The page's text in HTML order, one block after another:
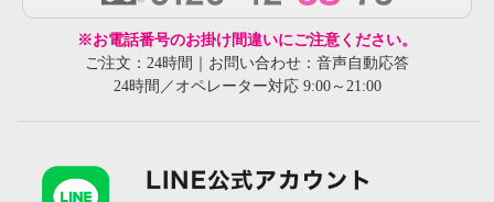
※お電話番号のお掛け間違いにご注意ください。
ご注文：24時間｜お問い合わせ：音声自動応答
24時間／オペレーター対応 9:00～21:00